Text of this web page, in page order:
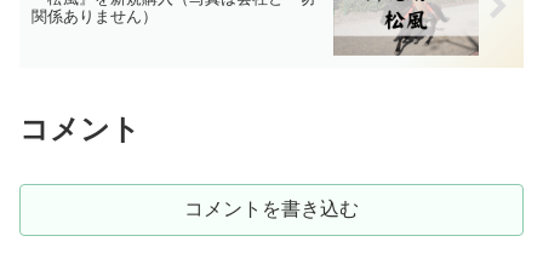
関係ありません）
コメント
コメントを書き込む